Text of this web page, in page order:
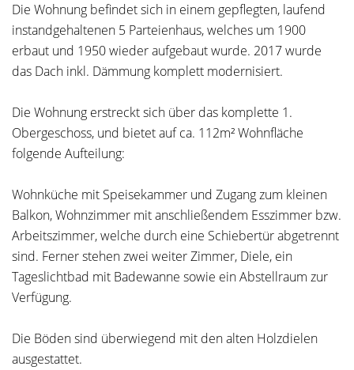
Die Wohnung befindet sich in einem gepflegten, laufend
instandgehaltenen 5 Parteienhaus, welches um 1900
erbaut und 1950 wieder aufgebaut wurde. 2017 wurde
das Dach inkl. Dämmung komplett modernisiert.
Die Wohnung erstreckt sich über das komplette 1.
Obergeschoss, und bietet auf ca. 112m² Wohnfläche
folgende Aufteilung:
Wohnküche mit Speisekammer und Zugang zum kleinen
Balkon, Wohnzimmer mit anschließendem Esszimmer bzw.
Arbeitszimmer, welche durch eine Schiebertür abgetrennt
sind. Ferner stehen zwei weiter Zimmer, Diele, ein
Tageslichtbad mit Badewanne sowie ein Abstellraum zur
Verfügung.
Die Böden sind überwiegend mit den alten Holzdielen
ausgestattet.